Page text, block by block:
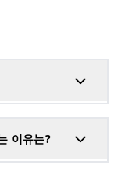
이유는?